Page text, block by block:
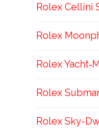
Rolex Cellini
Rolex
Rolex
Rolex
Rolex Sky-